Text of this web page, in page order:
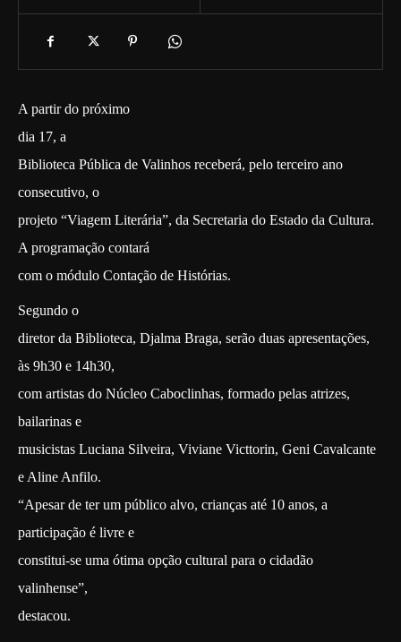
A partir do próximo
dia 17, a
Biblioteca Pública de Valinhos receberá, pelo terceiro ano
consecutivo, o
projeto “Viagem Literária”, da Secretaria do Estado da Cultura.
A programação contará
com o módulo Contação de Histórias.
Segundo o
diretor da Biblioteca, Djalma Braga, serão duas apresentações,
às 9h30 e 14h30,
com artistas do Núcleo Caboclinhas, formado pelas atrizes,
bailarinas e
musicistas Luciana Silveira, Viviane Victtorin, Geni Cavalcante
e Aline Anfilo.
“Apesar de ter um público alvo, crianças até 10 anos, a
participação é livre e
constitui-se uma ótima opção cultural para o cidadão
valinhense”,
destacou.